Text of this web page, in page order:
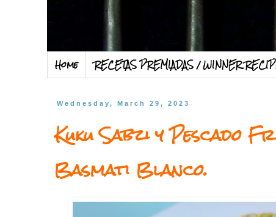
Home RECETAS PREMIADAS / WINNER
Wednesday, March 29, 2023
Kuku Sabzi y
Basmati Blanco.